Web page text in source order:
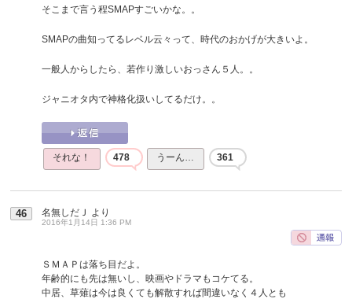
そこまで言う程SMAPすごいかな。。
SMAPの曲知ってるレベル云々って、時代のおかげが大きいよ。
一般人からしたら、若作り激しいおっさん５人。。
ジャニオタ内で神格化扱いしてるだけ。。
それな！ 478 うーん… 361
46 名無しだＪ より
2016年1月14日 1:36 PM
ＳＭＡＰは落ち目だよ。
年齢的にも先は無いし、映画やドラマもコケてる。
中居、草薙は今は良くても解散すれば間違いなく４人とも